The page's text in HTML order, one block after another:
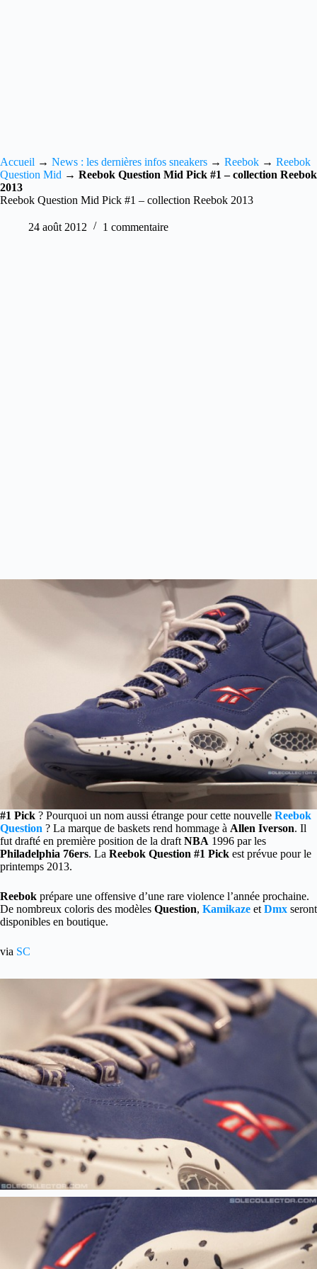
Accueil → News : les dernières infos sneakers → Reebok → Reebok
Question Mid → Reebok Question Mid Pick #1 – collection Reebok
2013
Reebok Question Mid Pick #1 – collection Reebok 2013
24 août 2012 1 commentaire
#1 Pick ? Pourquoi un nom aussi étrange pour cette nouvelle Reebok
Question ? La marque de baskets rend hommage à Allen Iverson. Il
fut drafté en première position de la draft NBA 1996 par les
Philadelphia 76ers. La Reebok Question #1 Pick est prévue pour le
printemps 2013.
Reebok prépare une offensive d’une rare violence l’année prochaine.
De nombreux coloris des modèles Question, Kamikaze et Dmx seront
disponibles en boutique.
via SC